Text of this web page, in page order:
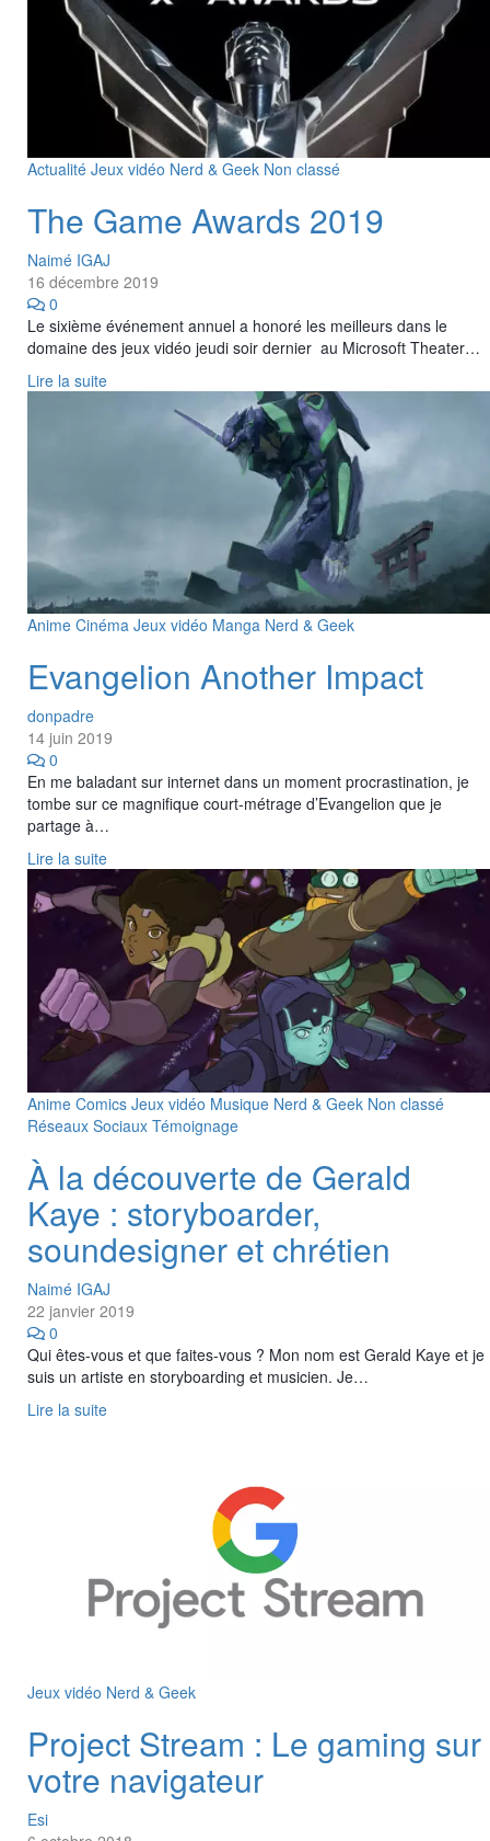
Actualité Jeux vidéo Nerd & Geek Non classé
The Game Awards 2019
Naimé IGAJ
16 décembre 2019
0
Le sixième événement annuel a honoré les meilleurs dans le
domaine des jeux vidéo jeudi soir dernier au Microsoft Theater…
Lire la suite
Anime Cinéma Jeux vidéo Manga Nerd & Geek
Evangelion Another Impact
donpadre
14 juin 2019
0
En me baladant sur internet dans un moment procrastination, je
tombe sur ce magnifique court-métrage d’Evangelion que je
partage à…
Lire la suite
Anime Comics Jeux vidéo Musique Nerd & Geek Non classé
Réseaux Sociaux Témoignage
À la découverte de Gerald
Kaye : storyboarder,
soundesigner et chrétien
Naimé IGAJ
22 janvier 2019
0
Qui êtes-vous et que faites-vous ? Mon nom est Gerald Kaye et je
suis un artiste en storyboarding et musicien. Je…
Lire la suite
Jeux vidéo Nerd & Geek
Project Stream : Le gaming sur
votre navigateur
Esi